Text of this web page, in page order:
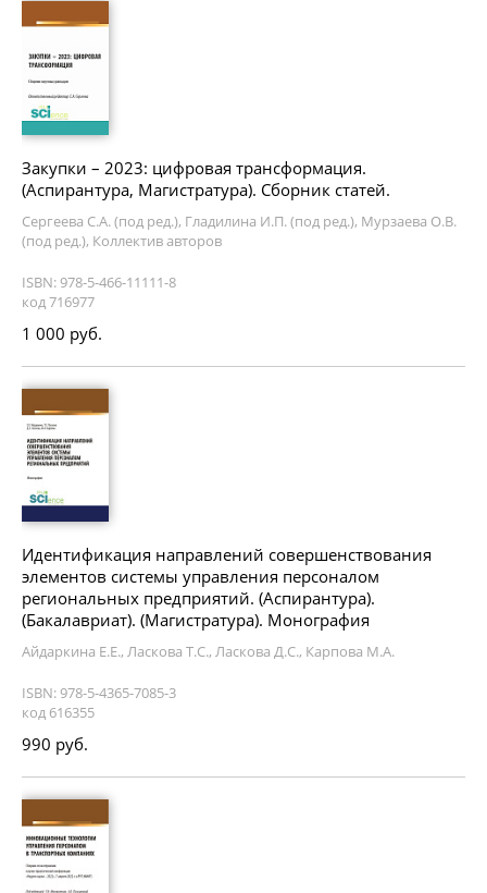
Закупки – 2023: цифровая трансформация.
(Аспирантура, Магистратура). Сборник статей.
Сергеева С.А. (под ред.), Гладилина И.П. (под ред.), Мурзаева О.В.
(под ред.), Коллектив авторов
ISBN: 978-5-466-11111-8
код 716977
1 000 руб.
Идентификация направлений совершенствования
элементов системы управления персоналом
региональных предприятий. (Аспирантура).
(Бакалавриат). (Магистратура). Монография
Айдаркина Е.Е., Ласкова Т.С., Ласкова Д.С., Карпова М.А.
ISBN: 978-5-4365-7085-3
код 616355
990 руб.